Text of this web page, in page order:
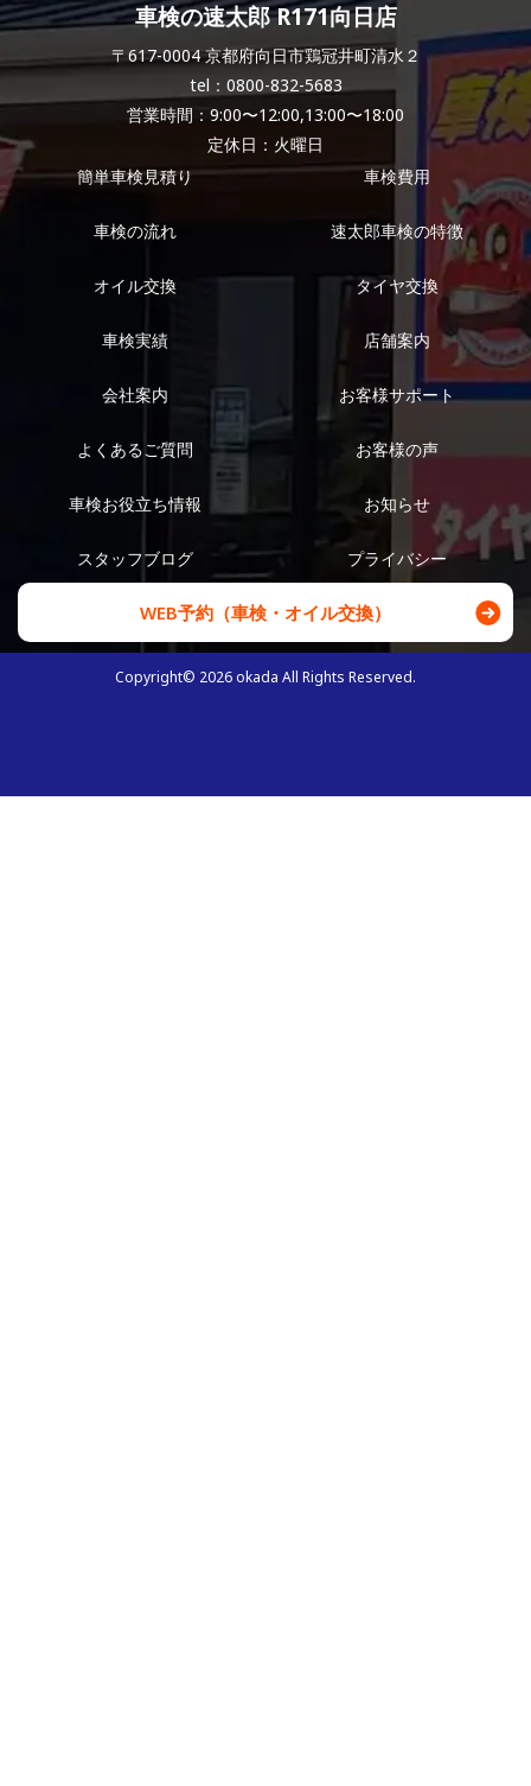
車検の速太郎 R171向日店
〒617-0004 京都府向日市鶏冠井町清水２
tel：0800-832-5683
営業時間：9:00〜12:00,13:00〜18:00
定休日：火曜日
簡単車検見積り
車検費用
車検の流れ 速太郎車検の特徴
オイル交換 タイヤ交換
車検実績 店舗案内
会社案内 お客様サポート
よくあるご質問 お客様の声
車検お役立ち情報 お知らせ
スタッフブログ プライバシー
WEB予約（車検・オイル交換）
Copyright© 2026okada All Rights Reserved.